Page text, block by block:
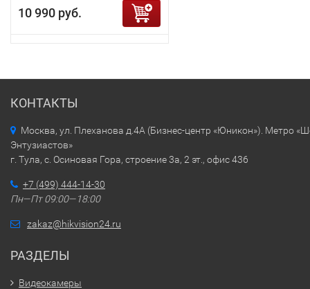
10 990 руб.
КОНТАКТЫ
Москва, ул. Плеханова д.4А (Бизнес-центр «Юникон»). Метро
Энтузиастов»
г. Тула, с. Осиновая Гора, строение 3а, 2 эт., офис 436
+7 (499) 444-14-30
Пн—Пт 09:00—18:00
zakaz@hikvision24.ru
РАЗДЕЛЫ
Видеокамеры